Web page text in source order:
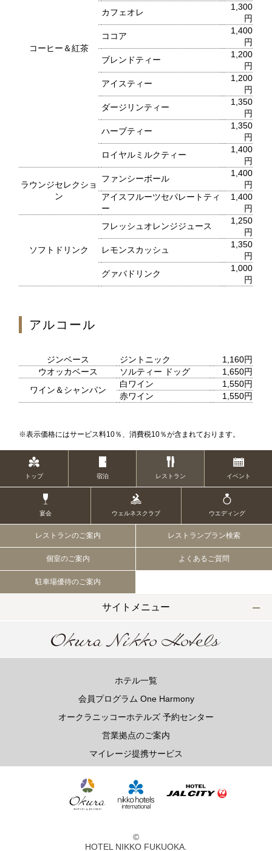
コーヒー＆紅茶
カフェオレ
1,300
円
ココア
1,400
円
ブレンドティー
1,200
円
アイスティー
1,200
円
ダージリンティー
1,350
円
ハーブティー
1,350
円
ロイヤルミルクティー
1,400
円
ラウンジセレクショ
ン
ファンシーボール
1,400
円
アイスフルーツセパレートティ
ー
1,400
円
ソフトドリンク
フレッシュオレンジジュース
1,250
円
レモンスカッシュ
1,350
円
グァバドリンク
1,000
円
アルコール
ジンベース ジントニック
1,160円
ウオッカベース
ソルティー ドッグ
1,650円
ワイン＆シャンパン
白ワイン
1,550円
赤ワイン
1,550円
※表示価格にはサービス料10％、消費税10％が含まれております。
トップ 宿泊 レストラン イベント
宴会 ウェルネスクラブ ウエディング
レストランのご案内 レストランプラン検索
個室のご案内 よくあるご質問
駐車場優待のご案内
サイトメニュー
ホテル一覧
会員プログラム One Harmony
オークラニッコーホテルズ 予約センター
営業拠点のご案内
マイレージ提携サービス
©
HOTEL NIKKO FUKUOKA.
2F 鉄板焼
お席のご予約
TEL 092-482-1166
2F 日本料理
弁慶
TEL 092-482-1165
ティー＆カクテルラウンジ
TEL 092-482-1167
連絡頂けますようお願いします
ご予約お問合せ
TEL 092-482-1174
気軽にご相談下さい。